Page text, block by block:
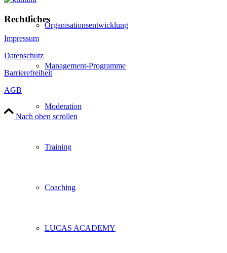
Organisationsentwicklung
Management-Programme
Moderation
Training
Coaching
LUCAS ACADEMY
Rechtliches
Impressum
Datenschutz
Barrierefreiheit
AGB
Nach oben scrollen